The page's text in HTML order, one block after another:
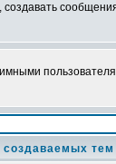
тем